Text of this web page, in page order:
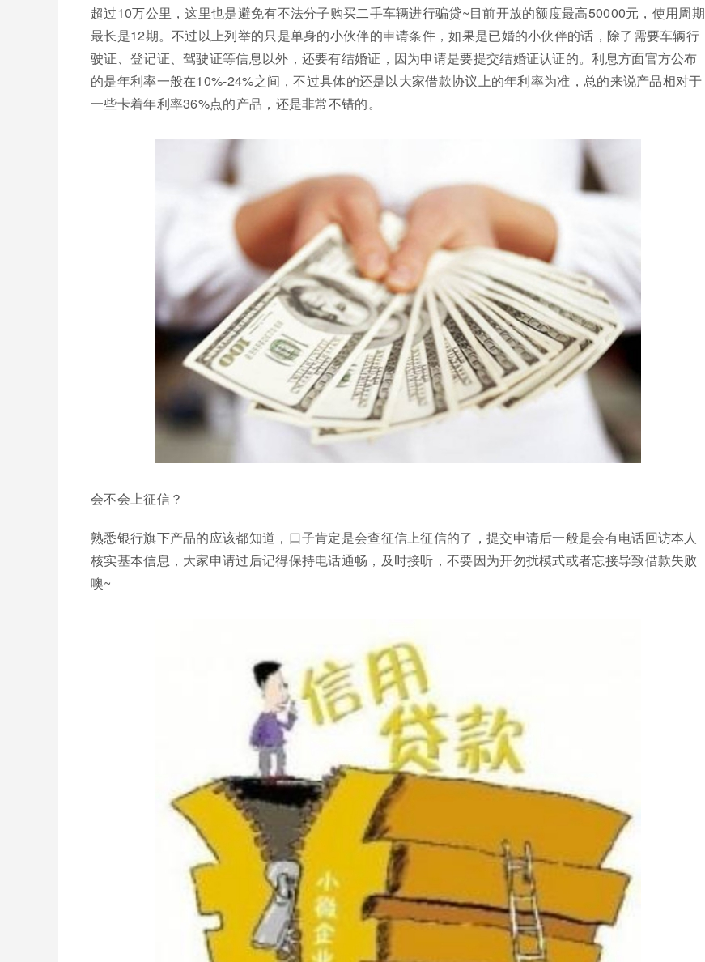
超过10万公里，这里也是避免有不法分子购买二手车辆进行骗贷~目前开放的额度最高50000元，使用周期
最长是12期。不过以上列举的只是单身的小伙伴的申请条件，如果是已婚的小伙伴的话，除了需要车辆行
驶证、登记证、驾驶证等信息以外，还要有结婚证，因为申请是要提交结婚证认证的。利息方面官方公布
的是年利率一般在10%-24%之间，不过具体的还是以大家借款协议上的年利率为准，总的来说产品相对于
一些卡着年利率36%点的产品，还是非常不错的。
会不会上征信？
熟悉银行旗下产品的应该都知道，口子肯定是会查征信上征信的了，提交申请后一般是会有电话回访本人
核实基本信息，大家申请过后记得保持电话通畅，及时接听，不要因为开勿扰模式或者忘接导致借款失败
噢~